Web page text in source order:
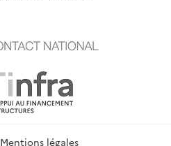
Mentions légales